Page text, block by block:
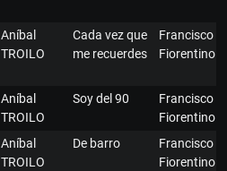
Aníbal
TROILO
Cada vez que
me recuerdes
Francisco
Fiorentino
Aníbal
TROILO
Soy del 90
Francisco
Fiorentino
Aníbal
TROILO
De barro
Francisco
Fiorentino